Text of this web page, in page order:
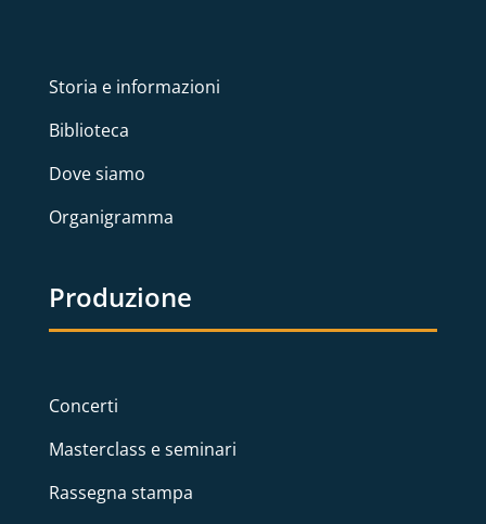
Storia e informazioni
Biblioteca
Dove siamo
Organigramma
Produzione
Concerti
Masterclass e seminari
Rassegna stampa